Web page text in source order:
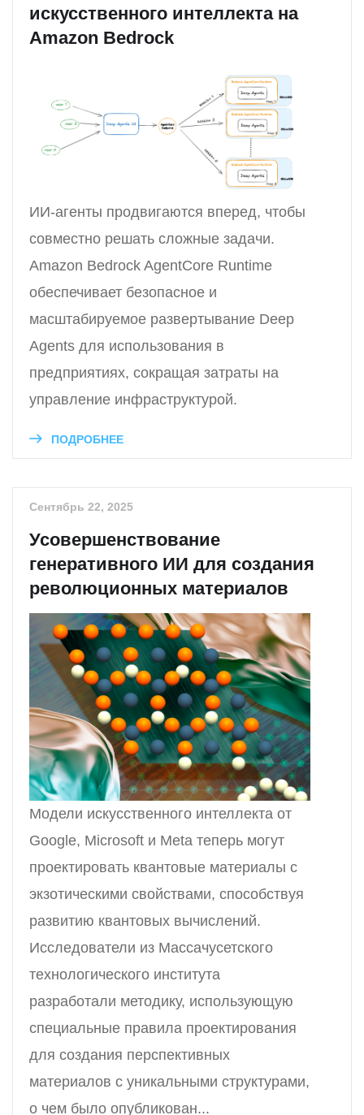
искусственного интеллекта на
Amazon Bedrock
ИИ-агенты продвигаются вперед, чтобы
совместно решать сложные задачи.
Amazon Bedrock AgentCore Runtime
обеспечивает безопасное и
масштабируемое развертывание Deep
Agents для использования в
предприятиях, сокращая затраты на
управление инфраструктурой.
ПОДРОБНЕЕ
Сентябрь 22, 2025
Усовершенствование
генеративного ИИ для создания
революционных материалов
Модели искусственного интеллекта от
Google, Microsoft и Meta теперь могут
проектировать квантовые материалы с
экзотическими свойствами, способствуя
развитию квантовых вычислений.
Исследователи из Массачусетского
технологического института
разработали методику, использующую
специальные правила проектирования
для создания перспективных
материалов с уникальными структурами,
о чем было опубликован...